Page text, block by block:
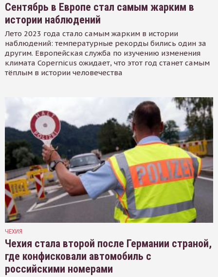
Сентябрь в Европе стал самым жарким в
истории наблюдений
Лето 2023 года стало самым жарким в истории
наблюдений: температурные рекорды бились один за
другим. Европейская служба по изучению изменения
климата Copernicus ожидает, что этот год станет самым
тёплым в истории человечества
ЧЕХИЯ
Чехия стала второй после Германии страной,
где конфисковали автомобиль с
российскими номерами